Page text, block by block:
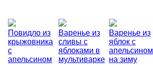
Повидло из
крыжовника
с
апельсином
Варенье из
сливы с
яблоками в
мультиварке
Варенье из
яблок с
апельсином
на зиму